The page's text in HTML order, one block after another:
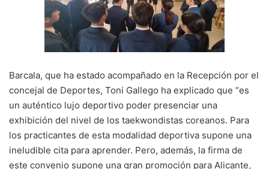
Barcala, que ha estado acompañado en la Recepción por el
concejal de Deportes, Toni Gallego ha explicado que “es
un auténtico lujo deportivo poder presenciar una
exhibición del nivel de los taekwondistas coreanos. Para
los practicantes de esta modalidad deportiva supone una
ineludible cita para aprender. Pero, además, la firma de
este convenio supone una gran promoción para Alicante,